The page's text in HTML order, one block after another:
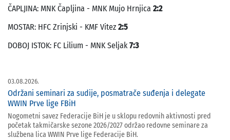
ČAPLJINA: MNK Čapljina - MNK Mujo Hrnjica 2:2
MOSTAR: HFC Zrinjski - KMF Vitez 2:5
DOBOJ ISTOK: FC Lilium - MNK Seljak7:3
03.08.2026.
Održani seminari za sudije, posmatrače suđenja i delegate
WWIN Prve lige FBiH
Nogometni savez Federacije BiH je u sklopu redovnih aktivnosti pred
početak takmičarske sezone 2026/2027 održao redovne seminare za
službena lica WWIN Prve lige Federacije BiH.